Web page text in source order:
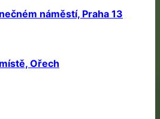
náměstí, Praha 13
Ořech